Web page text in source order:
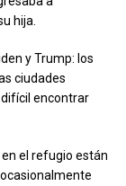
hija.
y Trump: los
ciudades
encontrar
el refugio están